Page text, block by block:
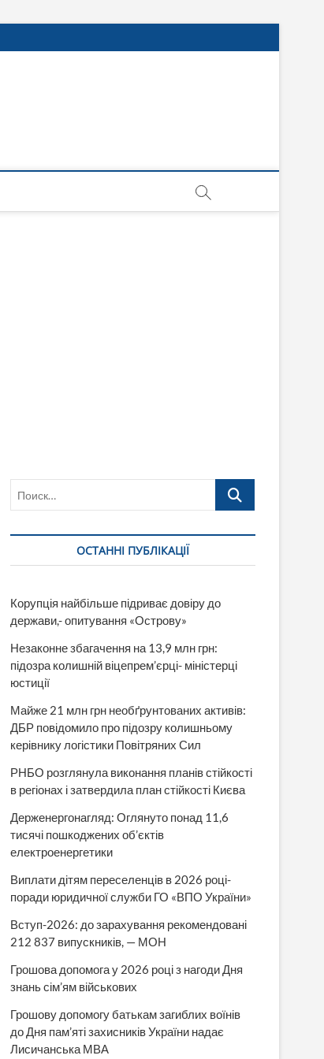
Поиск…
ОСТАННІ ПУБЛІКАЦІЇ
Корупція найбільше підриває довіру до
держави,- опитування «Острову»
Незаконне збагачення на 13,9 млн грн:
підозра колишній віцепрем’єрці- міністерці
юстиції
Майже 21 млн грн необґрунтованих активів:
ДБР повідомило про підозру колишньому
керівнику логістики Повітряних Сил
РНБО розглянула виконання планів стійкості
в регіонах і затвердила план стійкості Києва
Держенергонагляд: Оглянуто понад 11,6
тисячі пошкоджених об’єктів
електроенергетики
Виплати дітям переселенців в 2026 році-
поради юридичної служби ГО «ВПО України»
Вступ-2026: до зарахування рекомендовані
212 837 випускників, — МОН
Грошова допомога у 2026 році з нагоди Дня
знань сім’ям військових
Грошову допомогу батькам загиблих воїнів
до Дня пам’яті захисників України надає
Лисичанська МВА